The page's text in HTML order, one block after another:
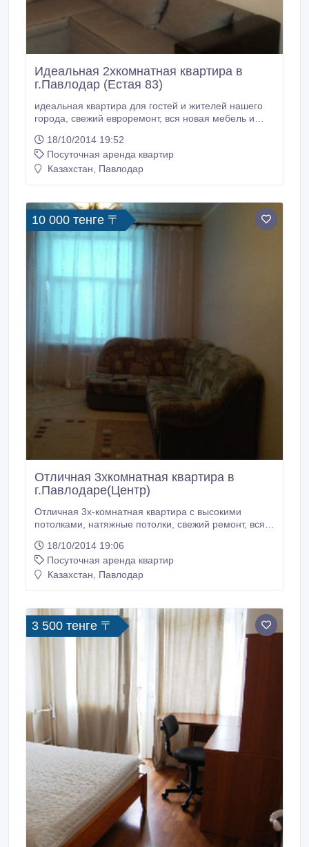
Идеальная 2хкомнатная квартира в
г.Павлодар (Естая 83)
идеальная квартира для гостей и жителей нашего
города, свежий евроремонт, вся новая мебель и
бесплатно, абсолютно аккуратная, предоставляется
постельное белье и банные полотенца, полный
пакет документов, проживание свыше трех суток и
трансфера (аэропорт, вокзал).
18/10/2014 19:52
Посуточная аренда квартир
Казахстан, Павлодар
10 000 тенге 〒
Отличная 3хкомнатная квартира в
г.Павлодаре(Центр)
Отличная 3х-комнатная квартира с высокими
потолками, натяжные потолки, свежий ремонт, вся
каб.тв, очень просторная аккуратная квартира, WI-
FI бесплатно, полный пакет документов,
проживание свыше 3х суток-скидка, возможен
18/10/2014 19:06
Посуточная аренда квартир
Казахстан, Павлодар
3 500 тенге 〒